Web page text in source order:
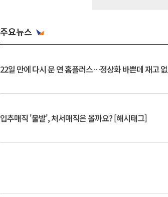
주요뉴스
22일 만에 다시 문 연 홈플러스…정상화 바쁜데 재고
입추매직 '불발', 처서매직은 올까요? [해시태그]